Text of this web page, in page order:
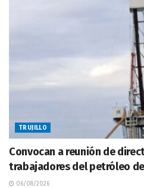
TRUJILLO
Convocan a reunión de
trabajadores del petróleo
06/08/2026